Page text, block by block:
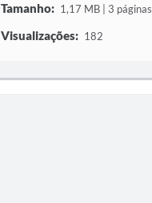
Tamanho: 1,17 MB | 3 páginas
Visualizações: 182